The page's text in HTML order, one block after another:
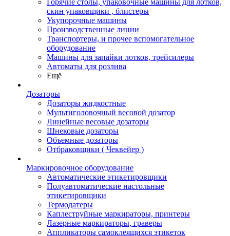
Горячие столы, упаковочные машины для лотков,
скин упаковщики , блистеры
Укупорочные машины
Производственные линии
Транспортеры, и прочее вспомогательное
оборудование
Машины для запайки лотков, трейсилеры
Автоматы для розлива
Ещё
Дозаторы
Дозаторы жидкостные
Мультиголовочный весовой дозатор
Линейные весовые дозаторы
Шнековые дозаторы
Объемные дозаторы
Отбраковщики ( Чеквейер )
Маркировочное оборудование
Автоматические этикетировщики
Полуавтоматические настольные
этикетировщики
Термодатеры
Каплеструйные маркираторы, принтеры
Лазерные маркираторы, граверы
Аппликаторы самоклеящихся этикеток